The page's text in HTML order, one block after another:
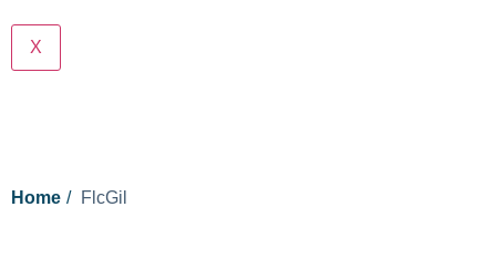
X
Home FlcGil